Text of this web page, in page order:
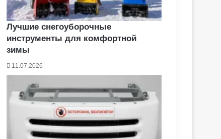
Лучшие снегоуборочные
инструменты для комфортной
зимы
11.07.2026